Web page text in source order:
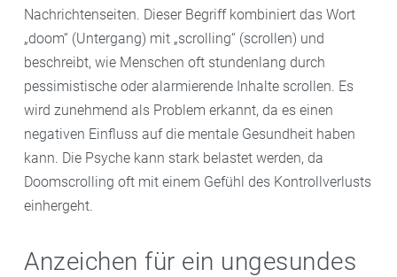
Nachrichtenseiten. Dieser Begriff kombiniert das Wort
„doom“ (Untergang) mit „scrolling“ (scrollen) und
beschreibt, wie Menschen oft stundenlang durch
pessimistische oder alarmierende Inhalte scrollen. Es
wird zunehmend als Problem erkannt, da es einen
negativen Einfluss auf die mentale Gesundheit haben
kann. Die Psyche kann stark belastet werden, da
Doomscrolling oft mit einem Gefühl des Kontrollverlusts
einhergeht.
Anzeichen für ein ungesundes